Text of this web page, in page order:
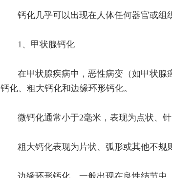
钙化几乎可以出现在人体任何器官或组
1、甲状腺钙化
在甲状腺疾病中，恶性病变（如甲状
钙化、粗大钙化和边缘环形钙化。
微钙化通常小于2毫米，表现为点状、
粗大钙化表现为片状、弧形或其他不规